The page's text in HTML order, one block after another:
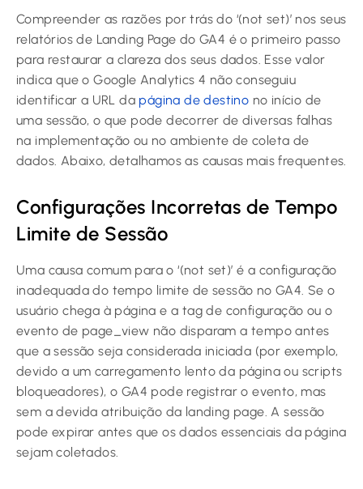
Compreender as razões por trás do ‘(not set)’ nos seus
relatórios de Landing Page do GA4 é o primeiro passo
para restaurar a clareza dos seus dados. Esse valor
indica que o Google Analytics 4 não conseguiu
identificar a URL da página de destino no início de
uma sessão, o que pode decorrer de diversas falhas
na implementação ou no ambiente de coleta de
dados. Abaixo, detalhamos as causas mais frequentes.
Configurações Incorretas de Tempo
Limite de Sessão
Uma causa comum para o ‘(not set)’ é a configuração
inadequada do tempo limite de sessão no GA4. Se o
usuário chega à página e a tag de configuração ou o
evento de page_view não disparam a tempo antes
que a sessão seja considerada iniciada (por exemplo,
devido a um carregamento lento da página ou scripts
bloqueadores), o GA4 pode registrar o evento, mas
sem a devida atribuição da landing page. A sessão
pode expirar antes que os dados essenciais da página
sejam coletados.